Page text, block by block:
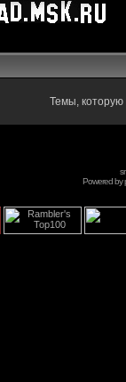
Темы, которую
Powered by